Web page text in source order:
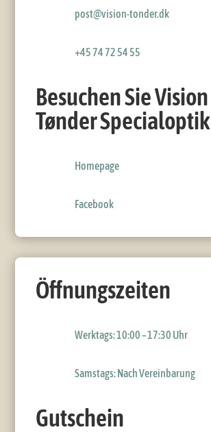
post@vision-tonder.dk
+45 74 72 54 55
Besuchen Sie Vision
Tønder Specialoptik
Homepage
Facebook
Öffnungszeiten
Werktags: 10:00 – 17:30 Uhr
Samstags: Nach Vereinbarung
Gutschein